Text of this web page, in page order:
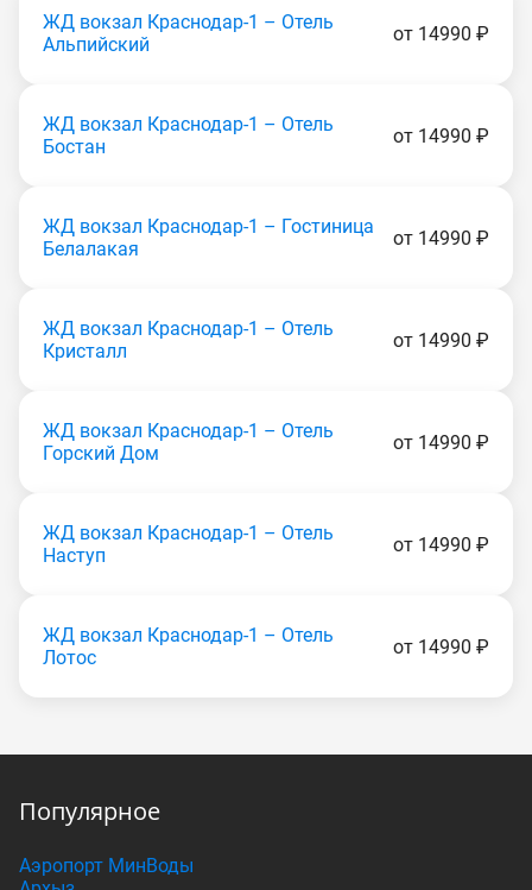
ЖД вокзал Краснодар-1 – Отель
Альпийский
от 14990 ₽
ЖД вокзал Краснодар-1 – Отель
Бостан
от 14990 ₽
ЖД вокзал Краснодар-1 – Гостиница
Белалакая
от 14990 ₽
ЖД вокзал Краснодар-1 – Отель
Кристалл
от 14990 ₽
ЖД вокзал Краснодар-1 – Отель
Горский Дом
от 14990 ₽
ЖД вокзал Краснодар-1 – Отель
Наступ
от 14990 ₽
ЖД вокзал Краснодар-1 – Отель
Лотос
от 14990 ₽
Популярное
Аэропорт МинВоды